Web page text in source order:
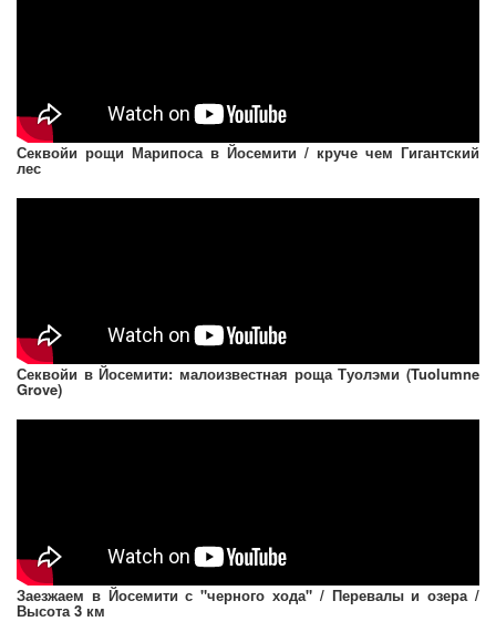
Секвойи рощи Марипоса в Йосемити / круче чем Гигантский
лес
Секвойи в Йосемити: малоизвестная роща Туолэми (Tuolumne
Grove)
Заезжаем в Йосемити с "черного хода" / Перевалы и озера /
Высота 3 км